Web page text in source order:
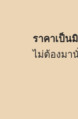
ราคาเป็น
ไม่ต้องมา